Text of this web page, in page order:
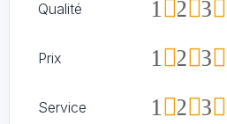
Qualité 3
2
1
Prix 3
2
1
Service 3
2
1